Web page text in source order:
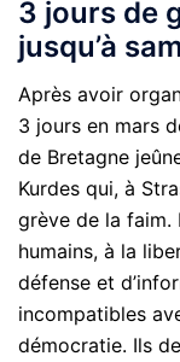
3 jours de
jusqu’à
Après avoir
3 jours en mars
de Bretagne
Kurdes qui, à
grève de la faim.
humains, à la
défense et
incompatibles
démocratie. Ils